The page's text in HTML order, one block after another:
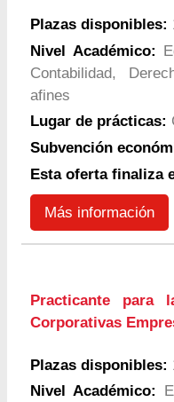
Plazas disponibles:
Nivel Académico:
Contabilidad,
afines
Lugar de prácticas:
Subvención
Esta oferta finaliza
Más información
Practicante para
Corporativas
Plazas disponibles:
Nivel Académico: